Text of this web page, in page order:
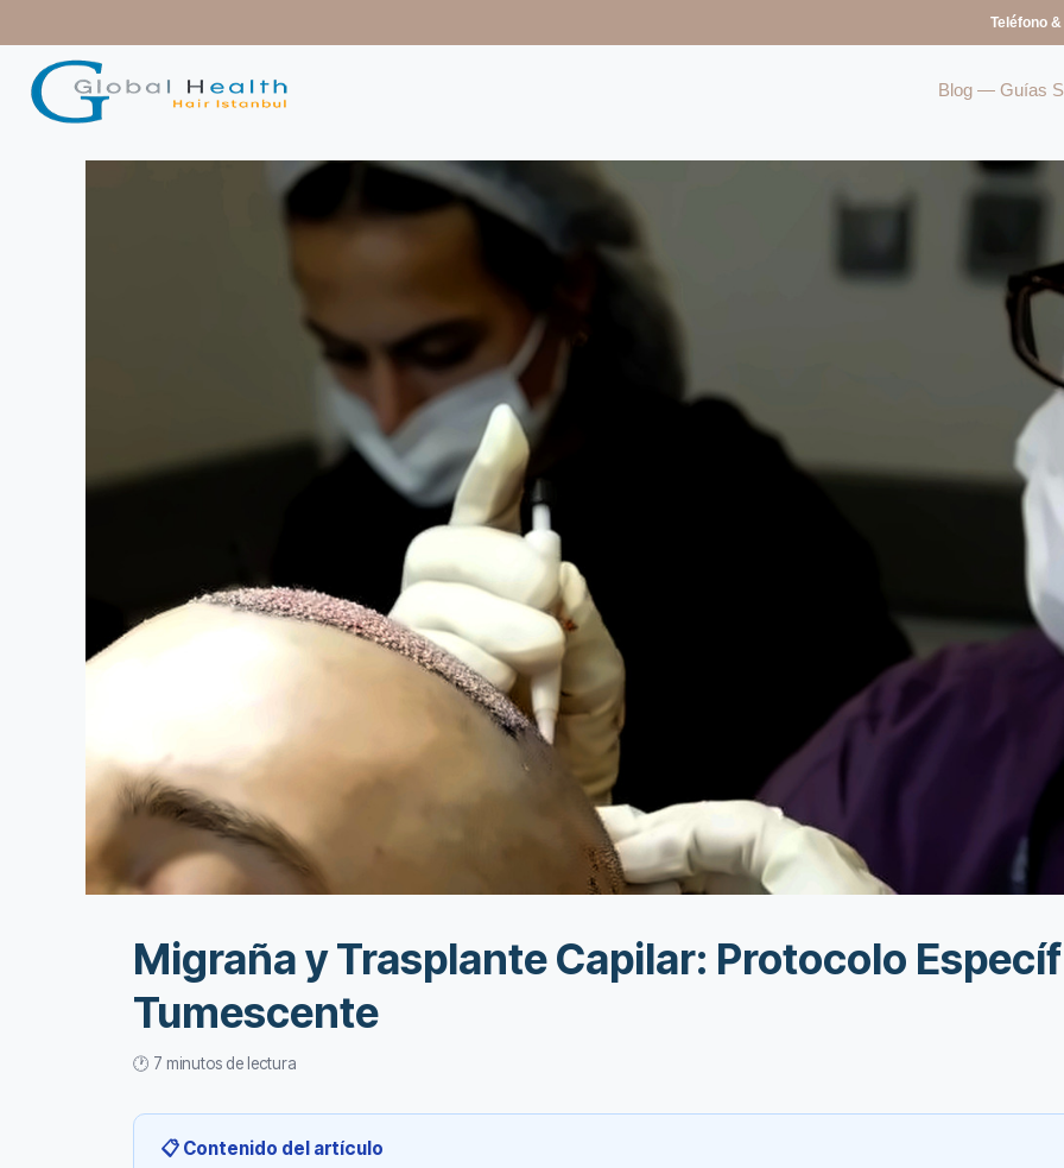
Teléfono
Blog — Guías
Migraña y Trasplante Capilar: Protocolo
Tumescente
🕐 7 minutos de lectura
📋 Contenido del artículo